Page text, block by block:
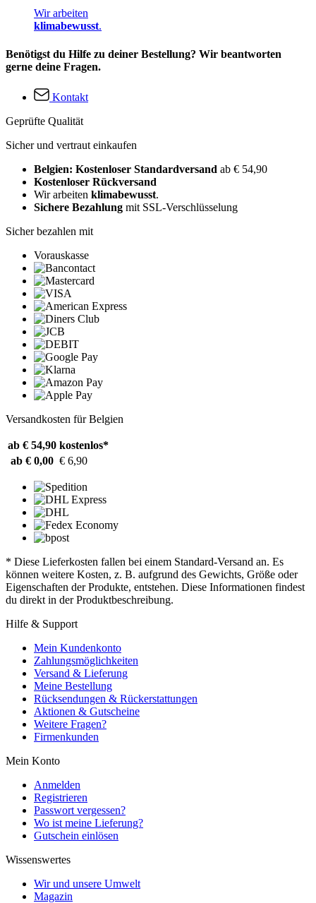
Wir arbeiten
klimabewusst.
Benötigst du Hilfe zu deiner Bestellung? Wir beantworten
gerne deine Fragen.
Kontakt
Geprüfte Qualität
Sicher und vertraut einkaufen
Belgien: Kostenloser Standardversand ab € 54,90
Kostenloser Rückversand
Wir arbeiten klimabewusst.
Sichere Bezahlung mit SSL-Verschlüsselung
Sicher bezahlen mit
Vorauskasse
Versandkosten für Belgien
ab € 54,90 kostenlos*
ab € 0,00 € 6,90
* Diese Lieferkosten fallen bei einem Standard-Versand an. Es
können weitere Kosten, z. B. aufgrund des Gewichts, Größe oder
Eigenschaften der Produkte, entstehen. Diese Informationen findest
du direkt in der Produktbeschreibung.
Hilfe & Support
Mein Kundenkonto
Zahlungsmöglichkeiten
Versand & Lieferung
Meine Bestellung
Rücksendungen & Rückerstattungen
Aktionen & Gutscheine
Weitere Fragen?
Firmenkunden
Mein Konto
Anmelden
Registrieren
Passwort vergessen?
Wo ist meine Lieferung?
Gutschein einlösen
Wissenswertes
Wir und unsere Umwelt
Magazin